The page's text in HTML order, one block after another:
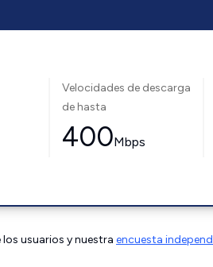
Velocidades de descarga
de hasta
400Mbps
los usuarios y nuestra encuesta